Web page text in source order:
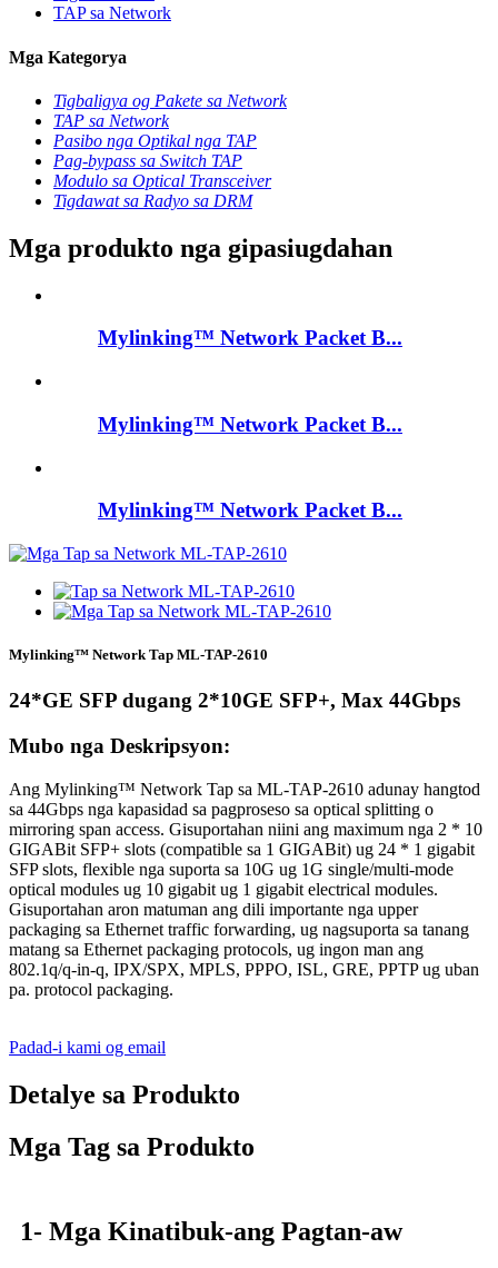
TAP sa Network
Mga Kategorya
Tigbaligya og Pakete sa Network
TAP sa Network
Pasibo nga Optikal nga TAP
Pag-bypass sa Switch TAP
Modulo sa Optical Transceiver
Tigdawat sa Radyo sa DRM
Mga produkto nga gipasiugdahan
Mylinking™ Network Packet B...
Mylinking™ Network Packet B...
Mylinking™ Network Packet B...
Mylinking™ Network Tap ML-TAP-2610
24*GE SFP dugang 2*10GE SFP+, Max 44Gbps
Mubo nga Deskripsyon:
Ang Mylinking™ Network Tap sa ML-TAP-2610 adunay hangtod
sa 44Gbps nga kapasidad sa pagproseso sa optical splitting o
mirroring span access. Gisuportahan niini ang maximum nga 2 * 10
GIGABit SFP+ slots (compatible sa 1 GIGABit) ug 24 * 1 gigabit
SFP slots, flexible nga suporta sa 10G ug 1G single/multi-mode
optical modules ug 10 gigabit ug 1 gigabit electrical modules.
Gisuportahan aron matuman ang dili importante nga upper
packaging sa Ethernet traffic forwarding, ug nagsuporta sa tanang
matang sa Ethernet packaging protocols, ug ingon man ang
802.1q/q-in-q, IPX/SPX, MPLS, PPPO, ISL, GRE, PPTP ug uban
pa. protocol packaging.
Padad-i kami og email
Detalye sa Produkto
Mga Tag sa Produkto
1- Mga Kinatibuk-ang Pagtan-aw